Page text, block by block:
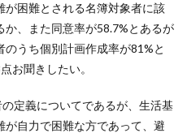
が困難とされる名簿対象者に該
、また同意率が58.7%とあるが
うち個別計画作成率が81%と
お聞きしたい。
定義についてであるが、生活基
自力で困難な方であって、避